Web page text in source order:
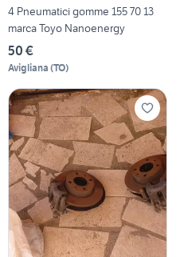
4 Pneumatici gomme 155 70 13
marca Toyo Nanoenergy
50 €
Avigliana (TO)